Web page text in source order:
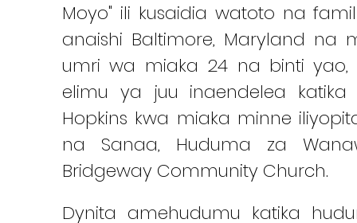
Moyo" ili kusaidia watoto na
anaishi Baltimore, Maryland na
umri wa miaka 24 na binti yao,
elimu ya juu inaendelea katika
Hopkins kwa miaka minne
na Sanaa, Huduma za
Bridgeway Community Church.
Dynita amehudumu katika